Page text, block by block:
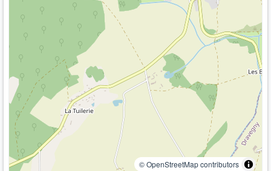
© OpenStreetMap contributors